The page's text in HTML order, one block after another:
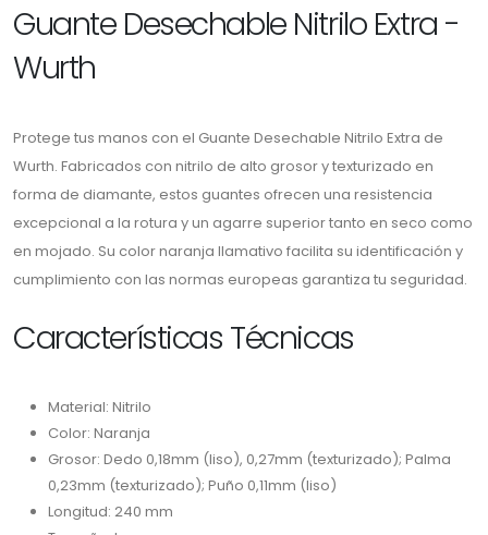
Guante Desechable Nitrilo Extra -
Wurth
Protege tus manos con el Guante Desechable Nitrilo Extra de
Wurth. Fabricados con nitrilo de alto grosor y texturizado en
forma de diamante, estos guantes ofrecen una resistencia
excepcional a la rotura y un agarre superior tanto en seco como
en mojado. Su color naranja llamativo facilita su identificación y
cumplimiento con las normas europeas garantiza tu seguridad.
Características Técnicas
Material: Nitrilo
Color: Naranja
Grosor: Dedo 0,18mm (liso), 0,27mm (texturizado); Palma
0,23mm (texturizado); Puño 0,11mm (liso)
Longitud: 240 mm